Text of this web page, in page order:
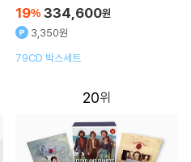
19% 334,600원
3,350원
79CD 박스세트
20